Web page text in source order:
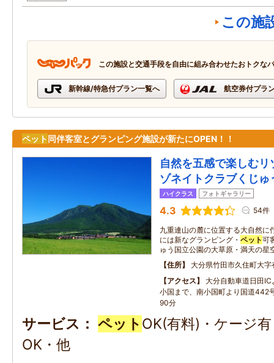
この施
この施設と交通手段を自由に組み合わせたおトクな
新幹線/特急付プラン一覧へ 航空券付プラ
ペット同伴客室とグランピング施設が新たにOPEN！！
自然を五感で楽しむ
ゾネイトクラブくじゅ
ハイクラス フォトギャラリー
4.3 54件
九重連山の麓に位置する大自然
には新なグランピング・ ペット可
ゅう国立公園の大草原・満天の星
住所
大分県竹田市久住町大
アクセス
大分自動車道日田
小国まで、南小国町より国道442
90分
サービス ペット OK(有料)・ケージ
OK・他